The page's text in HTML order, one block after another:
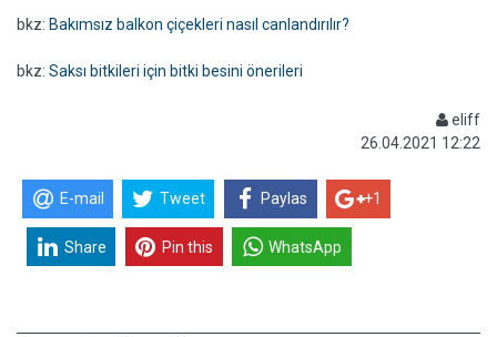
bkz: Bakımsız balkon çiçekleri nasıl canlandırılır?
bkz: Saksı bitkileri için bitki besini önerileri
eliff
26.04.2021 12:22
E-mail Tweet Paylas +1
Share Pin this WhatsApp